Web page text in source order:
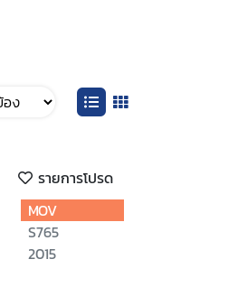
รายการโปรด
MOV
S765
2015